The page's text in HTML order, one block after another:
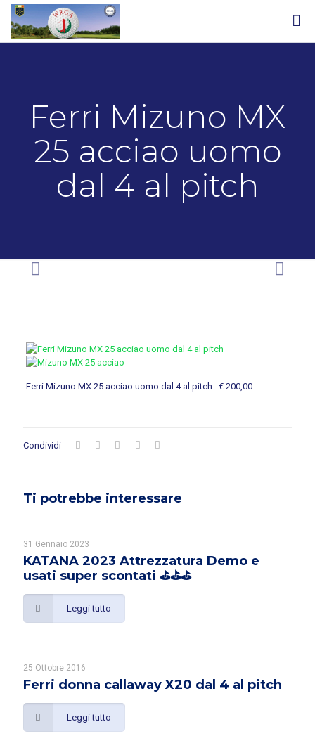
Ferri Mizuno MX
25 acciao uomo
dal 4 al pitch
Ferri Mizuno MX 25 acciao uomo dal 4 al pitch : € 200,00
Condividi
Ti potrebbe interessare
31 Gennaio 2023
KATANA 2023 Attrezzatura Demo e
usati super scontati ⛳️⛳️⛳️
Leggi tutto
25 Ottobre 2016
Ferri donna callaway X20 dal 4 al pitch
Leggi tutto